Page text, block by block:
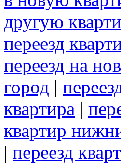
другую
переезд
переезд на
город |
квартира |
квартир
| переезд